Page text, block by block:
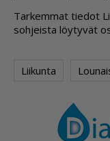
Tar­kem­mat tie­dot
soh­jeis­ta löy­ty­vät
Liikunta